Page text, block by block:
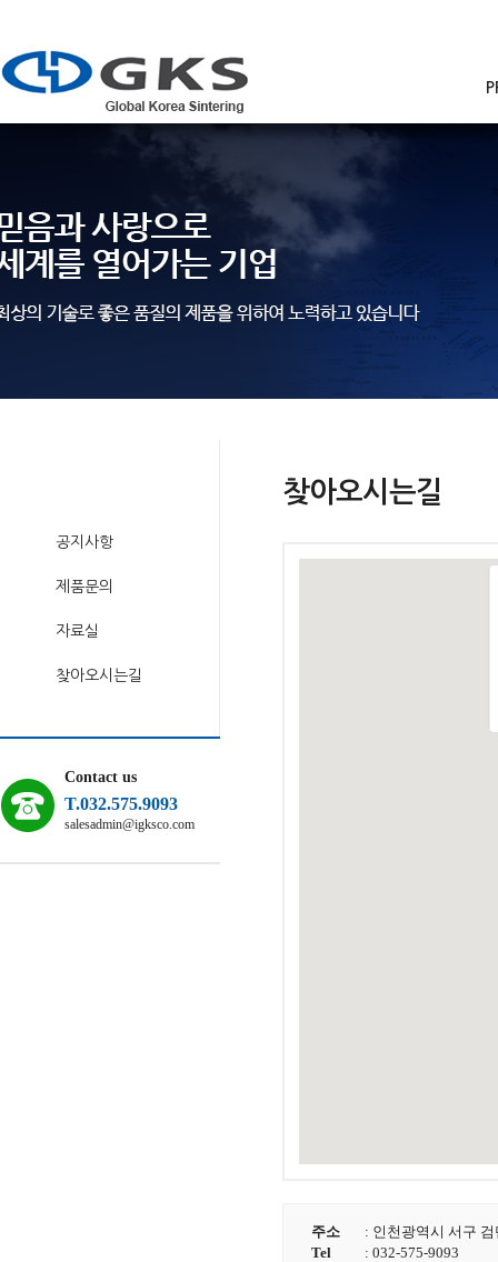
공지사항
제품문의
자료실
찾아오시는길
Contact us
T.032.575.9093
salesadmin@igksco.com
찾아오시는길
주소
: 인천광역시 서구
Tel
: 032-575-9093